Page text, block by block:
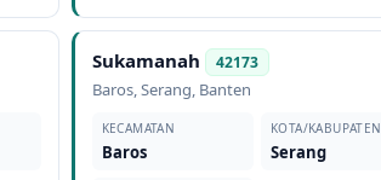
Sukamanah 42173
Baros,Serang, Banten
KECAMATAN
Baros
KOTA/KABUPATEN
Serang